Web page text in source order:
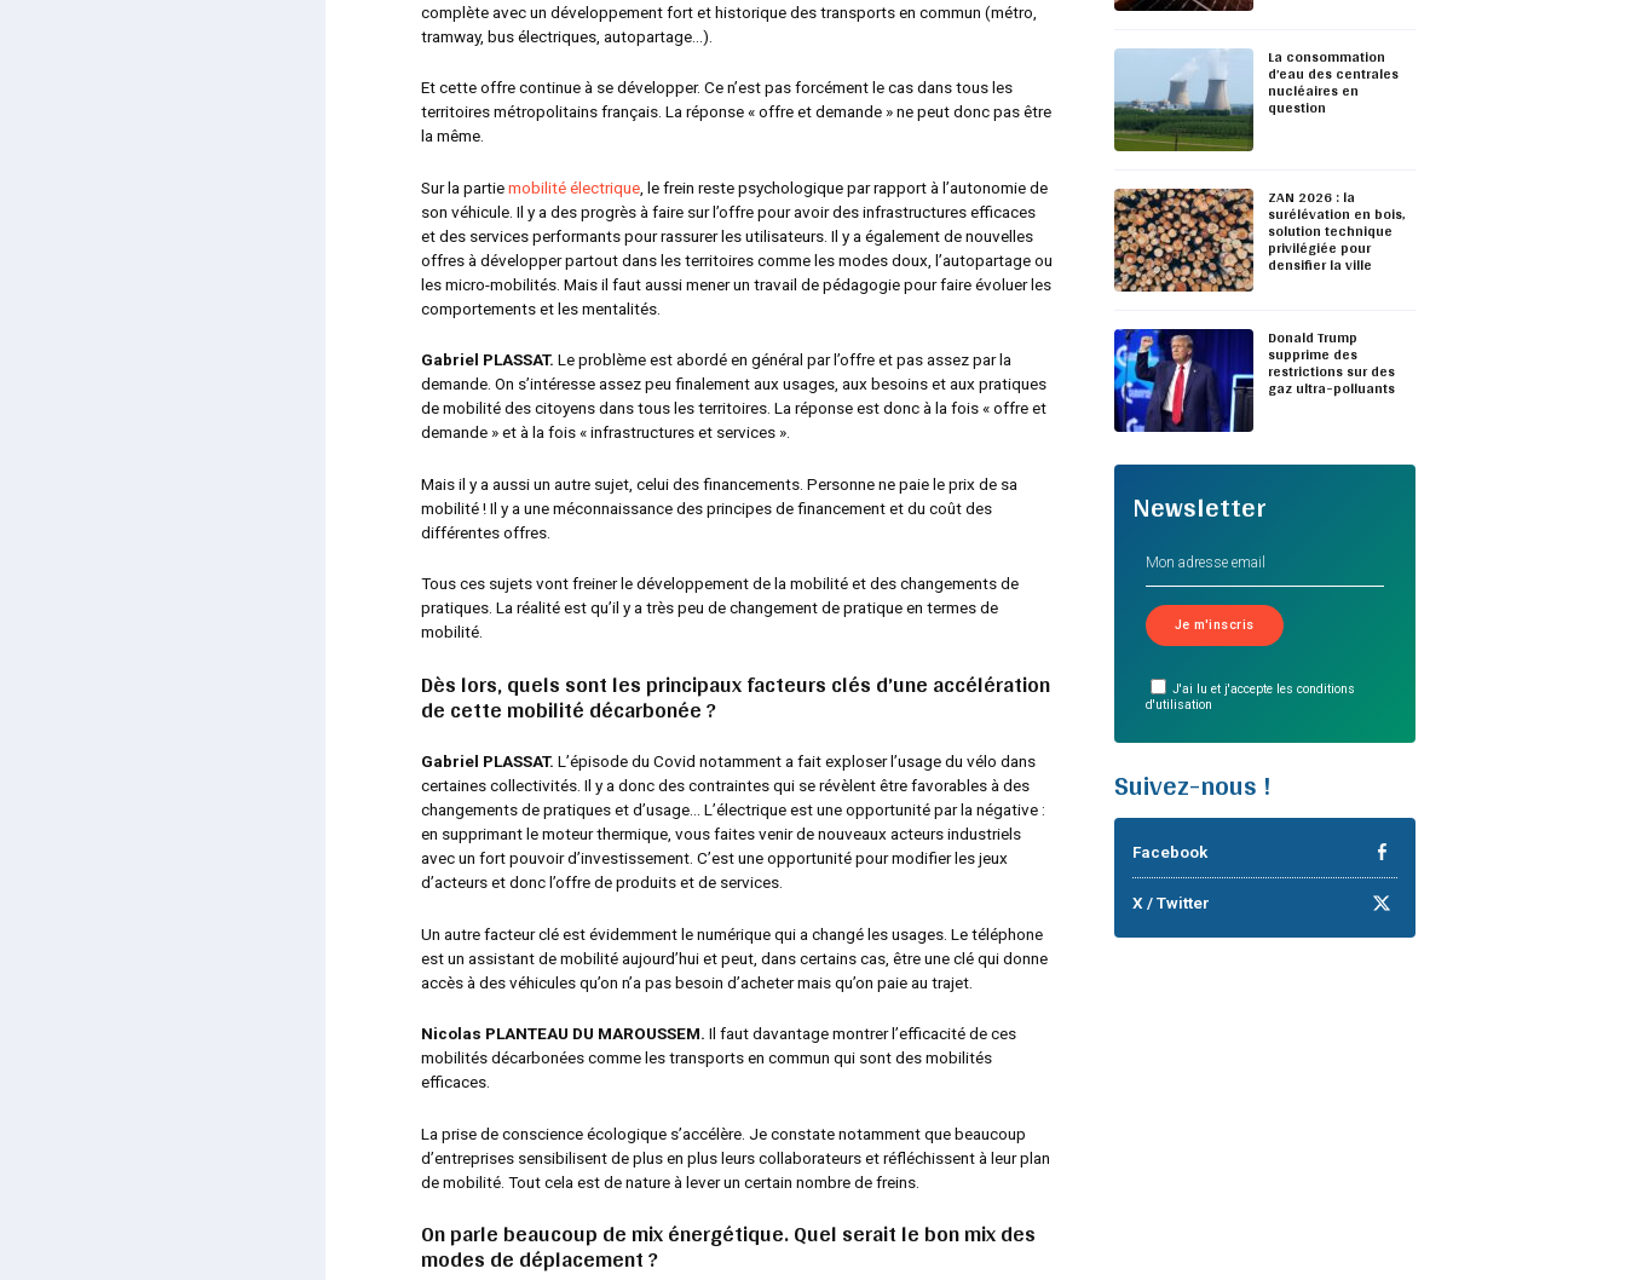
complète avec un développement fort et historique des transports en commun (métro,
tramway, bus électriques, autopartage…).
Et cette offre continue à se développer. Ce n’est pas forcément le cas dans tous les
territoires métropolitains français. La réponse « offre et demande » ne peut donc pas être
la même.
Sur la partiemobilité électrique , le frein reste psychologique par rapport à l’autonomie de
son véhicule. Il y a des progrès à faire sur l’offre pour avoir des infrastructures efficaces
et des services performants pour rassurer les utilisateurs. Il y a également de nouvelles
offres à développer partout dans les territoires comme les modes doux, l’autopartage ou
les micro-mobilités. Mais il faut aussi mener un travail de pédagogie pour faire évoluer les
comportements et les mentalités.
Gabriel PLASSAT. Le problème est abordé en général par l’offre et pas assez par la
demande. On s’intéresse assez peu finalement aux usages, aux besoins et aux pratiques
de mobilité des citoyens dans tous les territoires. La réponse est donc à la fois « offre et
demande » et à la fois « infrastructures et services ».
Mais il y a aussi un autre sujet, celui des financements. Personne ne paie le prix de sa
mobilité ! Il y a une méconnaissance des principes de financement et du coût des
différentes offres.
Tous ces sujets vont freiner le développement de la mobilité et des changements de
pratiques. La réalité est qu’il y a très peu de changement de pratique en termes de
mobilité.
Dès lors, quels sont les principaux facteurs clés d’une accélération
de cette mobilité décarbonée ?
Gabriel PLASSAT. L’épisode du Covid notamment a fait exploser l’usage du vélo dans
certaines collectivités. Il y a donc des contraintes qui se révèlent être favorables à des
changements de pratiques et d’usage… L’électrique est une opportunité par la négative :
en supprimant le moteur thermique, vous faites venir de nouveaux acteurs industriels
avec un fort pouvoir d’investissement. C’est une opportunité pour modifier les jeux
d’acteurs et donc l’offre de produits et de services.
Un autre facteur clé est évidemment le numérique qui a changé les usages. Le téléphone
est un assistant de mobilité aujourd’hui et peut, dans certains cas, être une clé qui donne
accès à des véhicules qu’on n’a pas besoin d’acheter mais qu’on paie au trajet.
Nicolas PLANTEAU DU MAROUSSEM. Il faut davantage montrer l’efficacité de ces
mobilités décarbonées comme les transports en commun qui sont des mobilités
efficaces.
La prise de conscience écologique s’accélère. Je constate notamment que beaucoup
d’entreprises sensibilisent de plus en plus leurs collaborateurs et réfléchissent à leur plan
de mobilité. Tout cela est de nature à lever un certain nombre de freins.
On parle beaucoup de mix énergétique. Quel serait le bon mix des
modes de déplacement ?
La consommation
d’eau des centrales
nucléaires en
question
ZAN 2026 : la
surélévation en bois,
solution technique
privilégiée pour
densifier la ville
Donald Trump
supprime des
restrictions sur des
gaz ultra-polluants
Newsletter
J'ai lu et j'accepte les conditions
d'utilisation
Suivez-nous !
Facebook
X / Twitter